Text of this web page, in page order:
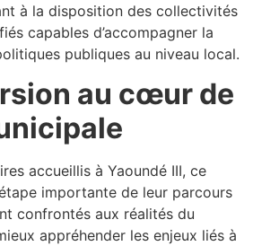
à la disposition des collectivités
capables d’accompagner la
publiques au niveau local.
au cœur de
accueillis à Yaoundé III, ce
importante de leur parcours
confrontés aux réalités du
appréhender les enjeux liés à